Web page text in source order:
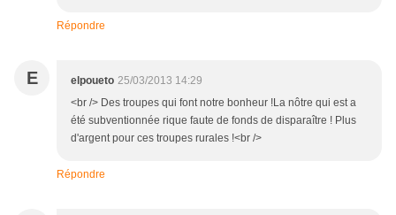
Répondre
E elpoueto 25/03/2013 14:29
<br /> Des troupes qui font notre bonheur !La nôtre qui est a
été subventionnée rique faute de fonds de disparaître ! Plus
d'argent pour ces troupes rurales !<br />
Répondre